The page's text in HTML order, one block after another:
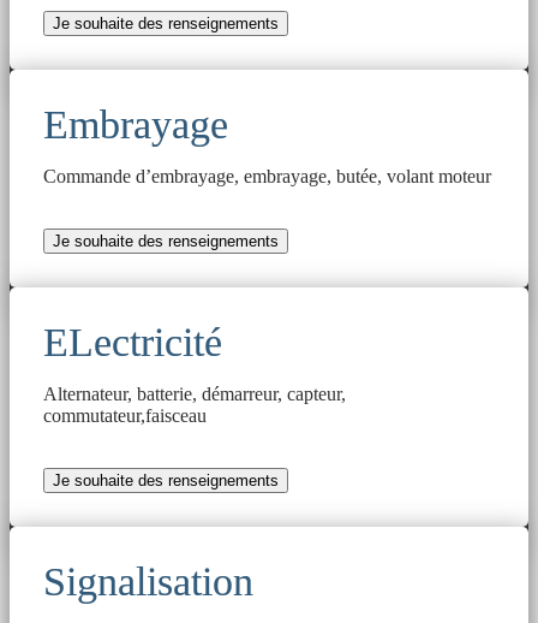
Je souhaite des renseignements
Embrayage
Commande d’embrayage, embrayage, butée, volant moteur
Je souhaite des renseignements
ELectricité
Alternateur, batterie, démarreur, capteur,
commutateur,faisceau
Je souhaite des renseignements
Signalisation